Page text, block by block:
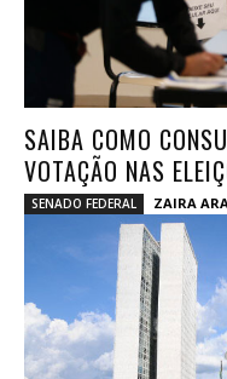
SAIBA COMO
VOTAÇÃO NAS
SENADO FEDERAL ZAIRA